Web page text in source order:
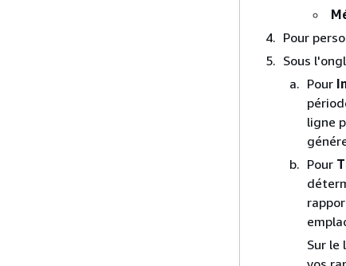
Pour
Sous
Pour
ligne
Pour
Sur le